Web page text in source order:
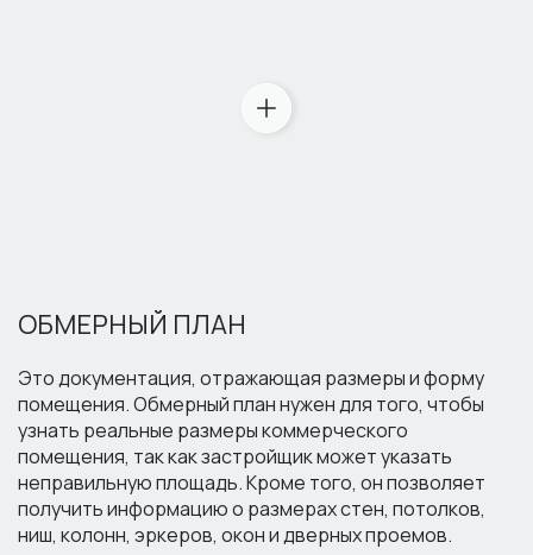
ОБМЕРНЫЙ ПЛАН
Это документация, отражающая размеры и форму
помещения. Обмерный план нужен для того, чтобы
узнать реальные размеры коммерческого
помещения, так как застройщик может указать
неправильную площадь. Кроме того, он позволяет
получить информацию о размерах стен, потолков,
ниш, колонн, эркеров, окон и дверных проемов.